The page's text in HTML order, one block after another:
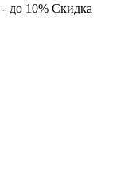
- до 10% Скидка